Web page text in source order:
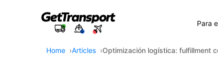
Para
Home Articles Optimización logística: fulfillment